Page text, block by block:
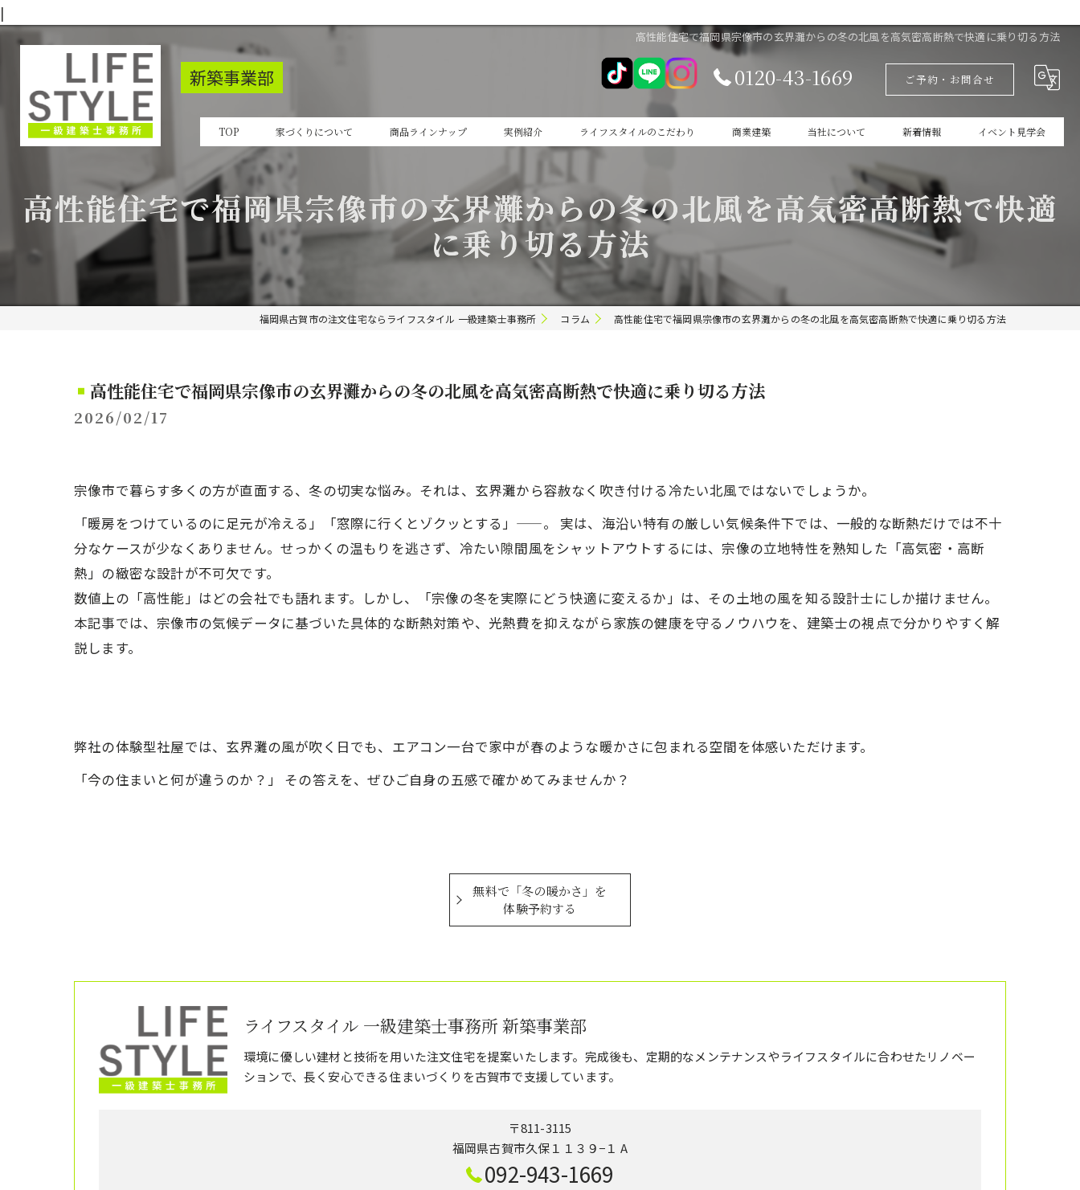
|
高性能住宅で福岡県宗像市の玄界灘からの冬の北風を高気密高断熱で快適に乗り切る方法
新築事業部 0120-43-1669 ご予約・お問合せ
TOP 家づくりについて 商品ラインナップ
cocoiro+
実例紹介 ライフスタイルのこだわり 商業建築 当社について
新築
新着情報
家づくりの本掲載
イベント見学会
高性能住宅で福岡県宗像市の玄界灘からの冬の北風を高気密高断熱で快適
に乗り切る方法
福岡県古賀市の注文住宅ならライフスタイル 一級建築士事務所 コラム 高性能住宅で福岡県宗像市の玄界灘からの冬の北風を高気密高断熱で快適に乗り切る方法
高性能住宅で福岡県宗像市の玄界灘からの冬の北風を高気密高断熱で快適に乗り切る方法
2026/02/17
宗像市で暮らす多くの方が直面する、冬の切実な悩み。それは、玄界灘から容赦なく吹き付ける冷たい北風ではないでしょうか。
「暖房をつけているのに足元が冷える」「窓際に行くとゾクッとする」——。 実は、海沿い特有の厳しい気候条件下では、一般的な断熱だけでは不十
分なケースが少なくありません。せっかくの温もりを逃さず、冷たい隙間風をシャットアウトするには、宗像の立地特性を熟知した「高気密・高断
熱」の緻密な設計が不可欠です。
数値上の「高性能」はどの会社でも語れます。しかし、「宗像の冬を実際にどう快適に変えるか」は、その土地の風を知る設計士にしか描けません。
本記事では、宗像市の気候データに基づいた具体的な断熱対策や、光熱費を抑えながら家族の健康を守るノウハウを、建築士の視点で分かりやすく解
説します。
弊社の体験型社屋では、玄界灘の風が吹く日でも、エアコン一台で家中が春のような暖かさに包まれる空間を体感いただけます。
「今の住まいと何が違うのか？」 その答えを、ぜひご自身の五感で確かめてみませんか？
無料で「冬の暖かさ」を
体験予約する
ライフスタイル 一級建築士事務所 新築事業部
環境に優しい建材と技術を用いた注文住宅を提案いたします。完成後も、定期的なメンテナンスやライフスタイルに合わせたリノベー
ションで、長く安心できる住まいづくりを古賀市で支援しています。
〒811-3115
福岡県古賀市久保１１３９−１ A
092-943-1669